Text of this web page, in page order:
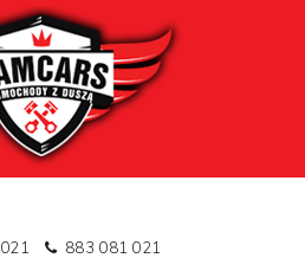
883 081 021